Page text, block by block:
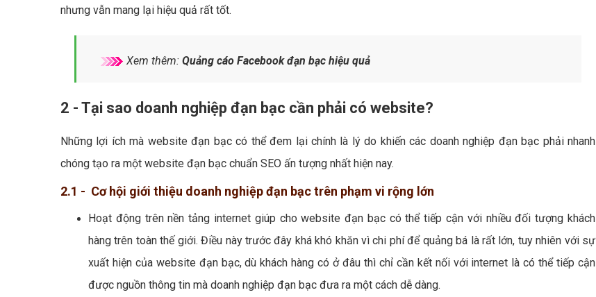
nhưng vẫn mang lại hiệu quả rất tốt.
Xem thêm: Quảng cáo Facebook đạn bạc hiệu quả
2 - Tại sao doanh nghiệp đạn bạc cần phải có website?
Những lợi ích mà website đạn bạc có thể đem lại chính là lý do khiến các doanh nghiệp đạn bạc phải nhanh
chóng tạo ra một website đạn bạc chuẩn SEO ấn tượng nhất hiện nay.
2.1 - Cơ hội giới thiệu doanh nghiệp đạn bạc trên phạm vi rộng lớn
Hoạt động trên nền tảng internet giúp cho website đạn bạc có thể tiếp cận với nhiều đối tượng khách
hàng trên toàn thế giới. Điều này trước đây khá khó khăn vì chi phí để quảng bá là rất lớn, tuy nhiên với sự
xuất hiện của website đạn bạc, dù khách hàng có ở đâu thì chỉ cần kết nối với internet là có thể tiếp cận
được nguồn thông tin mà doanh nghiệp đạn bạc đưa ra một cách dễ dàng.